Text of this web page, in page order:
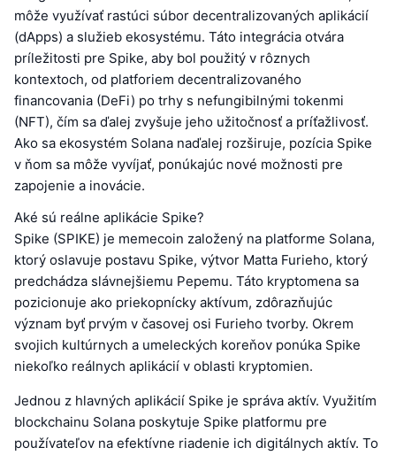
môže využívať rastúci súbor decentralizovaných aplikácií
(dApps) a služieb ekosystému. Táto integrácia otvára
príležitosti pre Spike, aby bol použitý v rôznych
kontextoch, od platforiem decentralizovaného
financovania (DeFi) po trhy s nefungibilnými tokenmi
(NFT), čím sa ďalej zvyšuje jeho užitočnosť a príťažlivosť.
Ako sa ekosystém Solana naďalej rozširuje, pozícia Spike
v ňom sa môže vyvíjať, ponúkajúc nové možnosti pre
zapojenie a inovácie.
Aké sú reálne aplikácie Spike?
Spike (SPIKE) je memecoin založený na platforme Solana,
ktorý oslavuje postavu Spike, výtvor Matta Furieho, ktorý
predchádza slávnejšiemu Pepemu. Táto kryptomena sa
pozicionuje ako priekopnícky aktívum, zdôrazňujúc
význam byť prvým v časovej osi Furieho tvorby. Okrem
svojich kultúrnych a umeleckých koreňov ponúka Spike
niekoľko reálnych aplikácií v oblasti kryptomien.
Jednou z hlavných aplikácií Spike je správa aktív. Využitím
blockchainu Solana poskytuje Spike platformu pre
používateľov na efektívne riadenie ich digitálnych aktív. To